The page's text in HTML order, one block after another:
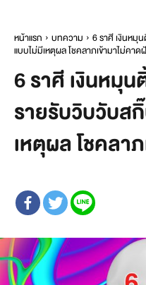
หน้าแรก บทความ
6 ราศี เงินหมุ
แบบไม่มีเหตุผล โชคลาภเข้ามาไม่คาด
6 ราศี เงินหมุ
รายรับวิบวับส
เหตุผล โชคลา